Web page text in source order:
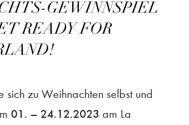
GEWINNSPIEL
READY FOR
sich zu Weihnachten selbst und
01. – 24.12.2023 am La